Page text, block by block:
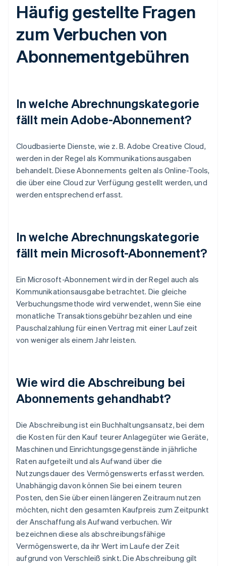
Häufig gestellte Fragen
zum Verbuchen von
Abonnementgebühren
In welche Abrechnungskategorie
fällt mein Adobe-Abonnement?
Cloudbasierte Dienste, wie z. B. Adobe Creative Cloud,
werden in der Regel als Kommunikationsausgaben
behandelt. Diese Abonnements gelten als Online-Tools,
die über eine Cloud zur Verfügung gestellt werden, und
werden entsprechend erfasst.
In welche Abrechnungskategorie
fällt mein Microsoft-Abonnement?
Ein Microsoft-Abonnement wird in der Regel auch als
Kommunikationsausgabe betrachtet. Die gleiche
Verbuchungsmethode wird verwendet, wenn Sie eine
monatliche Transaktionsgebühr bezahlen und eine
Pauschalzahlung für einen Vertrag mit einer Laufzeit
von weniger als einem Jahr leisten.
Wie wird die Abschreibung bei
Abonnements gehandhabt?
Die Abschreibung ist ein Buchhaltungsansatz, bei dem
die Kosten für den Kauf teurer Anlagegüter wie Geräte,
Maschinen und Einrichtungsgegenstände in jährliche
Raten aufgeteilt und als Aufwand über die
Nutzungsdauer des Vermögenswerts erfasst werden.
Unabhängig davon können Sie bei einem teuren
Posten, den Sie über einen längeren Zeitraum nutzen
möchten, nicht den gesamten Kaufpreis zum Zeitpunkt
der Anschaffung als Aufwand verbuchen. Wir
bezeichnen diese als abschreibungsfähige
Vermögenswerte, da ihr Wert im Laufe der Zeit
aufgrund von Verschleiß sinkt. Die Abschreibung gilt